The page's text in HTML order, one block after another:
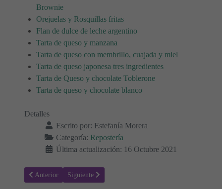
Brownie
Orejuelas y Rosquillas fritas
Flan de dulce de leche argentino
Tarta de queso y manzana
Tarta de queso con membrillo, cuajada y miel
Tarta de queso japonesa tres ingredientes
Tarta de Queso y chocolate Toblerone
Tarta de queso y chocolate blanco
Detalles
Escrito por: Estefanía Morera
Categoría: Repostería
Última actualización: 16 Octubre 2021
Artículo anterior: Pudín de pan de chocolate y crema de cacahuete
Anterior Artículo siguiente: Receta para hacer Galletas de
Siguiente